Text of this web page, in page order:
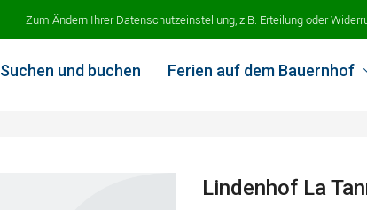
Suchen und buchen Ferien auf dem Bauernhof
Lindenhof La
Zum Ändern Ihrer Datenschutzeinstellung, z.B. Erteilung oder